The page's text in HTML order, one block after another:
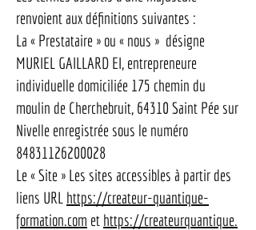
renvoient aux définitions suivantes :
La « Prestataire » ou « nous » désigne
MURIEL GAILLARD EI, entrepreneure
individuelle domiciliée 175 chemin du
moulin de Cherchebruit, 64310 Saint Pée sur
Nivelle enregistrée sous le numéro
84831126200028
Le « Site » Les sites accessibles à partir des
liens URL https://createur-quantique-
formation.com et https://createurquantique.